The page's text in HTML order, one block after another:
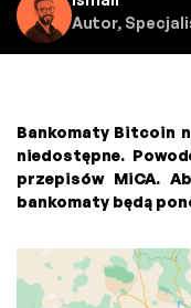
Autor,
Bankomaty Bitcoin
niedostępne.
przepisów MiCA.
bankomaty będą